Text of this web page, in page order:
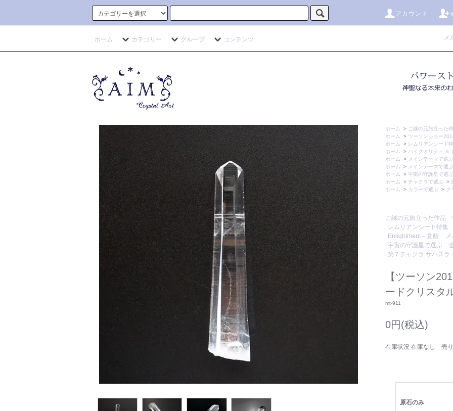
アカウント
ホーム カテゴリー グループ コンテンツ メ
ホーム > ご縁の元旅立った
ホーム
> ツーソンショー
ホーム
> レムリアンシード
ホーム
> ハイクオリティ ＆
ホーム
> メインテーマで選ぶ
ホーム
> メインテーマで選ぶ
ホーム
> 宇宙の守護星で選ぶ
ホーム
> チャクラで選ぶ >
ホーム
> カラーで選ぶ > ク
ご縁の元旅立った作品
レムリアンシード特集
Enlightment～覚醒
宇宙の守護星で選ぶ
第７チャクラ サハスラ
【ツーソン
ードクリスタ
mt-911
0円(税込)
在庫状況 在庫なし 売
原石のみ